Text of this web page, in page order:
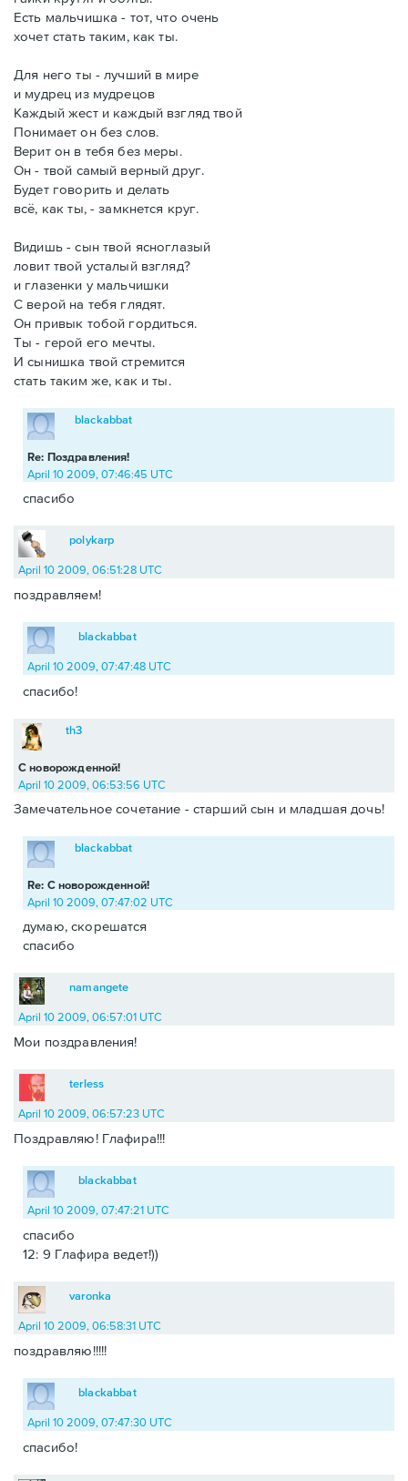
Есть мальчишка - тот, что очень
хочет стать таким, как ты.
Для него ты - лучший в мире
и мудрец из мудрецов
Каждый жест и каждый взгляд твой
Понимает он без слов.
Верит он в тебя без меры.
Он - твой самый верный друг.
Будет говорить и делать
всё, как ты, - замкнется круг.
Видишь - сын твой ясноглазый
ловит твой усталый взгляд?
и глазенки у мальчишки
С верой на тебя глядят.
Он привык тобой гордиться.
Ты - герой его мечты.
И сынишка твой стремится
стать таким же, как и ты.
Re: Поздравления!
blackabbat
April 10 2009, 07:46:45 UTC
спасибо
polykarp
April 10 2009, 06:51:28 UTC
поздравляем!
blackabbat
April 10 2009, 07:47:48 UTC
спасибо!
С новорожденной!
th3
April 10 2009, 06:53:56 UTC
Замечательное сочетание - старший сын и младшая дочь!
Re: С новорожденной!
blackabbat
April 10 2009, 07:47:02 UTC
думаю, скорешатся
спасибо
namangete
April 10 2009, 06:57:01 UTC
Мои поздравления!
terless
April 10 2009, 06:57:23 UTC
Поздравляю! Глафира!!!
blackabbat
April 10 2009, 07:47:21 UTC
спасибо
12: 9 Глафира ведет!))
varonka
April 10 2009, 06:58:31 UTC
поздравляю!!!!!
blackabbat
April 10 2009, 07:47:30 UTC
спасибо!